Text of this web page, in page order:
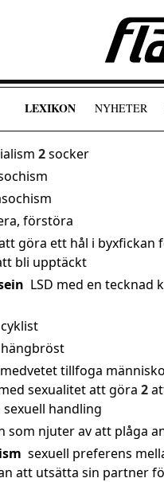
LEXIKON NYHETER
2socker
förstöra
göra ett hål i byxfickan
bli upptäckt
LSD med en tecknad
cyklist
hängbröst
tillfoga
sexualitet att göra 2
sexuell handling
som njuter av att plåga
sexuell preferens
att utsätta sin partner